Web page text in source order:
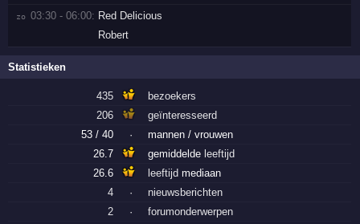
zo 03:30 - 06:00: Red Delicious
Robert
Statistieken
435
bezoekers
206
geïnteresseerd
53 / 40
·
mannen / vrouwen
26.7
gemiddelde leeftijd
26.6
leeftijd mediaan
4
·
nieuwsberichten
2
· forumonderwerpen